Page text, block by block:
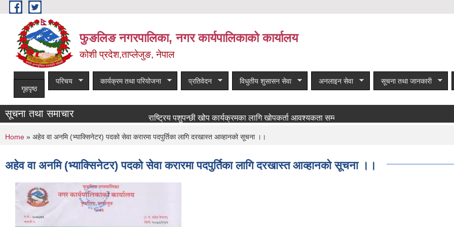
Skip to main content
फुङलिङ नगरपालिका, नगर कार्यपालिकाको कार्यालय
कोशी प्रदेश,ताप्लेजुङ, नेपाल
गृहपृष्ठ
परिचय कार्यक्रम तथा परियोजना प्रतिवेदन विधुतीय शुसासन सेवा अनलाइन सेवा सूचना तथा जानकारी
सूचना तथा समाचार राष्ट्रिय पशुपन्छी खोप कार्यक्रमका लागि खोपकर्ता आवश्यकता सम्बन्धी सूचना!
You are here
Home » अहेव वा अनमि (भ्याक्सिनेटर) पदको सेवा करारमा पदपुर्तिका लागि दरखास्त आव्हानको सूचना ।।
अहेव वा अनमि (भ्याक्सिनेटर) पदको सेवा करारमा पदपुर्तिका लागि दरखास्त आव्हानको सूचना ।।